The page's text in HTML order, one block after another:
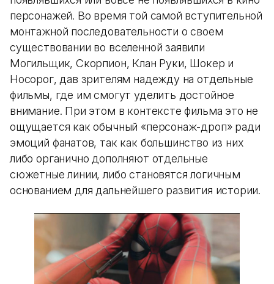
персонажей. Во время той самой вступительной
монтажной последовательности о своем
существовании во вселенной заявили
Могильщик, Скорпион, Клан Руки, Шокер и
Носорог, дав зрителям надежду на отдельные
фильмы, где им смогут уделить достойное
внимание. При этом в контексте фильма это не
ощущается как обычный «персонаж-дроп» ради
эмоций фанатов, так как большинство из них
либо органично дополняют отдельные
сюжетные линии, либо становятся логичным
основанием для дальнейшего развития истории.